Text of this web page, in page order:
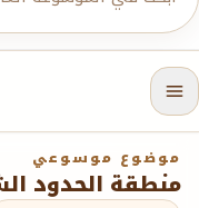
موضوع موسوعي